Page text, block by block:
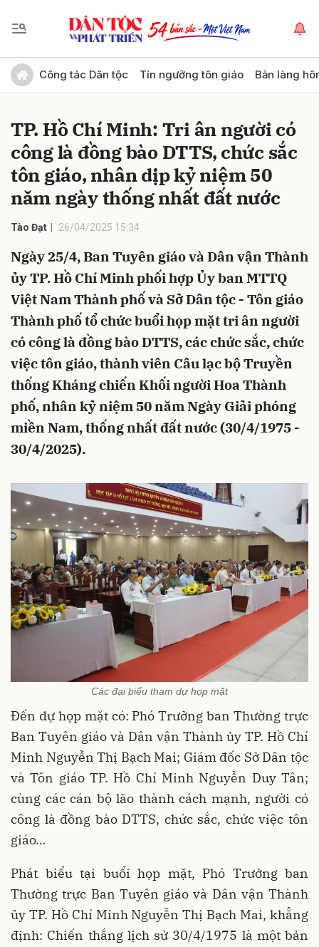
Công tác Dân tộc Tín ngưỡng tôn giáo Bản làng
TP. Hồ Chí Minh: Tri ân người có
công là đồng bào DTTS, chức sắc
tôn giáo, nhân dịp kỷ niệm 50
năm ngày thống nhất đất nước
Tào Đạt 26/04/2025 15:34
Ngày 25/4, Ban Tuyên giáo và Dân vận Thành
ủy TP. Hồ Chí Minh phối hợp Ủy ban MTTQ
Việt Nam Thành phố và Sở Dân tộc - Tôn giáo
Thành phố tổ chức buổi họp mặt tri ân người
có công là đồng bào DTTS, các chức sắc, chức
việc tôn giáo, thành viên Câu lạc bộ Truyền
thống Kháng chiến Khối người Hoa Thành
phố, nhân kỷ niệm 50 năm Ngày Giải phóng
miền Nam, thống nhất đất nước (30/4/1975 -
30/4/2025).
Các đại biểu tham dự họp mặt
Đến dự họp mặt có: Phó Trưởng ban Thường trực
Ban Tuyên giáo và Dân vận Thành ủy TP. Hồ Chí
Minh Nguyễn Thị Bạch Mai; Giám đốc Sở Dân tộc
và Tôn giáo TP. Hồ Chí Minh Nguyễn Duy Tân;
cùng các cán bộ lão thành cách mạnh, người có
công là đồng bào DTTS, chức sắc, chức việc tôn
giáo…
Phát biểu tại buổi họp mặt, Phó Trưởng ban
Thường trực Ban Tuyên giáo và Dân vận Thành
ủy TP. Hồ Chí Minh Nguyễn Thị Bạch Mai, khẳng
định: Chiến thắng lịch sử 30/4/1975 là một bản
Gửi bình luận